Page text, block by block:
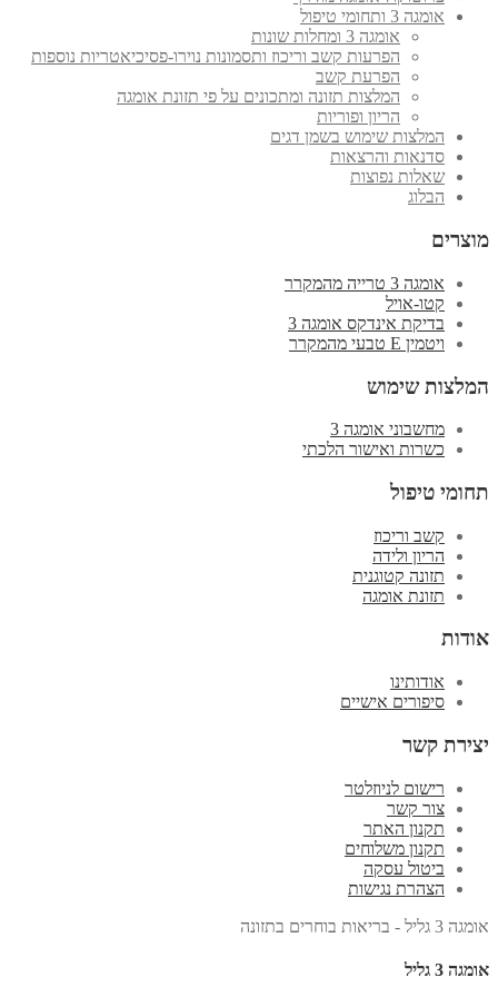
אומגה 3 ותחומי טיפול
אומגה 3 ומחלות שונות
הפרעות קשב וריכוז ותסמונות נוירו-פסיכיאטריות נוספות
הפרעת קשב
המלצות תזונה ומתכונים על פי תזונת אומגה
הריון ופוריות
המלצות שימוש בשמן דגים
סדנאות והרצאות
שאלות נפוצות
הבלוג
מוצרים
אומגה 3 טרייה מהמקרר
קטו-אויל
בדיקת אינדקס אומגה 3
ויטמין E טבעי מהמקרר
המלצות שימוש
מחשבוני אומגה 3
כשרות ואישור הלכתי
תחומי טיפול
קשב וריכוז
הריון ולידה
תזונה קטוגנית
תזונת אומגה
אודות
אודותינו
סיפורים אישיים
יצירת קשר
רישום לניוזלטר
צור קשר
תקנון האתר
תקנון משלוחים
ביטול עסקה
הצהרת נגישות
אומגה 3 גליל - בריאות בוחרים בתזונה
אומגה 3 גליל